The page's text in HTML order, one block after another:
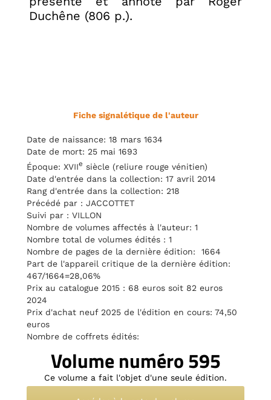
Duchêne (806 p.).
Fiche signalétique de l'auteur
Date de naissance: 18 mars 1634
Date de mort: 25 mai 1693
Époque: XVIIe siècle (reliure rouge vénitien)
Date d'entrée dans la collection: 17 avril 2014
Rang d'entrée dans la collection: 218
Précédé par : JACCOTTET
Suivi par : VILLON
Nombre de volumes affectés à l'auteur: 1
Nombre total de volumes édités : 1
Nombre de pages de la dernière édition: 1664
Part de l'appareil critique de la dernière édition:
467/1664=28,06%
Prix au catalogue 2015 : 68 euros soit 82 euros
2024
Prix d'achat neuf 2025 de l'édition en cours: 74,50
euros
Nombre de coffrets édités:
Volume numéro 595
Ce volume a fait l'objet d'une seule édition.